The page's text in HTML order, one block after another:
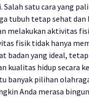
Salah satu cara yang
tubuh tetap sehat dan
melakukan aktivitas
fisik tidak hanya
badan yang ideal,
kualitas hidup secara
banyak pilihan
Anda merasa